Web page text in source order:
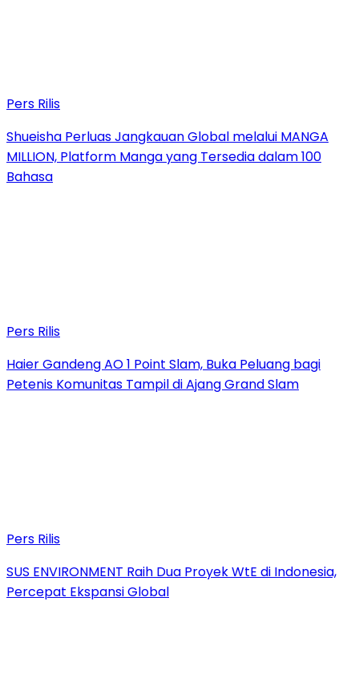
Pers Rilis
Shueisha Perluas Jangkauan Global melalui MANGA
MILLION, Platform Manga yang Tersedia dalam 100
Bahasa
Pers Rilis
Haier Gandeng AO 1 Point Slam, Buka Peluang bagi
Petenis Komunitas Tampil di Ajang Grand Slam
Pers Rilis
SUS ENVIRONMENT Raih Dua Proyek WtE di Indonesia,
Percepat Ekspansi Global